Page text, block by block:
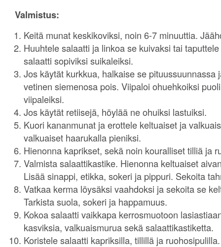
Valmistus:
Keitä munat keskikoviksi, noin 6-7 minuuttia.
Huuhtele salaatti ja linkoa se kuivaksi tai
salaatti sopiviksi suikaleiksi.
Jos käytät kurkkua, halkaise se pituussuunnassa
vetinen siemenosa pois. Viipaloi ohuehkoiksi
viipaleiksi.
Jos käytät retiisejä, höylää ne ohuiksi lastuiksi.
Kuori kananmunat ja erottele keltuaiset ja
valkuaiset haarukalla pieniksi.
Hienonna kaprikset, sekä noin kouralliset tilliä ja
Valmista salaattikastike. Hienonna keltuaiset
Lisää sinappi, etikka, sokeri ja pippuri. Sekoita
Vatkaa kerma löysäksi vaahdoksi ja sekoita se
Tarkista suola, sokeri ja happamuus.
Kokoa salaatti vaikkapa kerrosmuotoon
kasviksia, valkuaismurua sekä salaattikastiketta.
Koristele salaatti kapriksilla, tillillä ja ruohosipulilla.